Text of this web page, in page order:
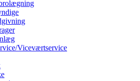
Viceværtservice